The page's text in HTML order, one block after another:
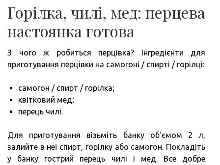
Горілка, чилі, мед: перцева
настоянка готова
З чого ж робиться перцівка? Інгредієнти для
приготування перцівки на самогоні / спирті / горілці:
самогон / спирт / горілка;
квітковий мед;
перець чилі.
Для приготування візьміть банку об’ємом 2 л,
залийте в неї спирт, горілку або самогон. Покладіть
у банку гострий перець чилі і мед. Все добре